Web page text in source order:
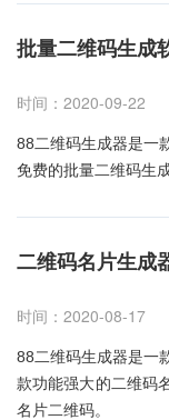
木林业带来了机会也
网时代，传统企业纷
为中国的典型传统行
商打造苗木园林市
1.供求信息发布：此
购买者提供一个第三
业信息。 4.企业库，
店铺进入企业库 5.
定制相关应用功能板
批量二维码生成
时间：2020-09-22
88二维码生成器是一
免费的批量二维码生
二维码名片生成
时间：2020-08-17
88二维码生成器是一
款功能强大的二维码
名片二维码。